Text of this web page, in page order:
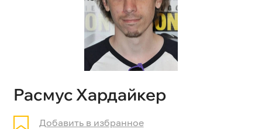
Расмус Хардайкер
Добавить в избранное